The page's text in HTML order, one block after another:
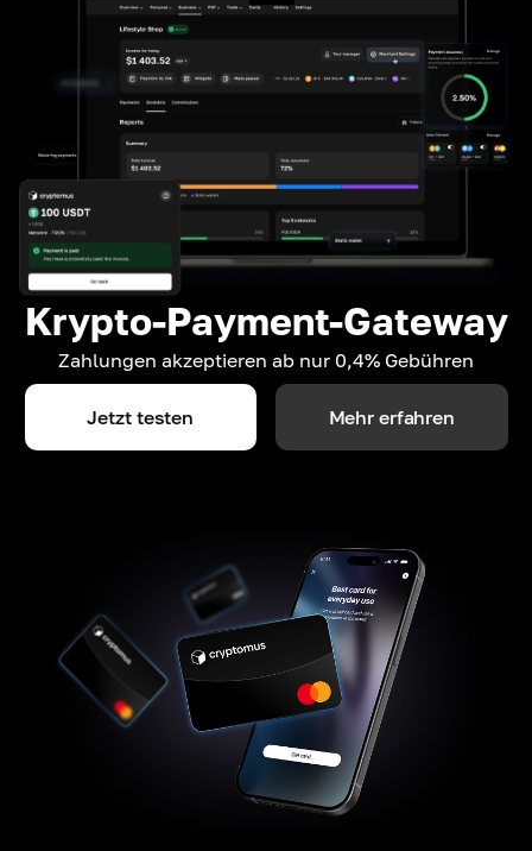
Krypto-Payment-Gateway
Zahlungen akzeptieren ab nur 0,4% Gebühren
Jetzt testen Mehr erfahren